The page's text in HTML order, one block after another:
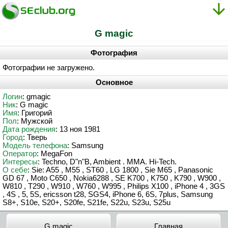
G magic
Фотография
Фотографии не загружено.
Основное
Логин: gmagic
Ник: G magic
Имя: Григорий
Пол: Мужской
Дата рождения: 13 ноя 1981
Город: Тверь
Модель телефона: Samsung
Оператор: MegaFon
Интересы: Techno, D"n"B, Ambient . MMA. Hi-Tech.
О себе: Sie: A55 , M55 , ST60 , LG 1800 , Sie M65 , Panasonic
GD 67 , Moto C650 , Nokia6288 , SE K700 , K750 , K790 , W900 ,
W810 , T290 , W910 , W760 , W995 , Philips X100 , iPhone 4 , 3GS
, 4S , 5, 5S, ericsson t28, SGS4, iPhone 6, 6S, 7plus, Samsung
S8+, S10e, S20+, S20fe, S21fe, S22u, S23u, S25u
G magic Главная